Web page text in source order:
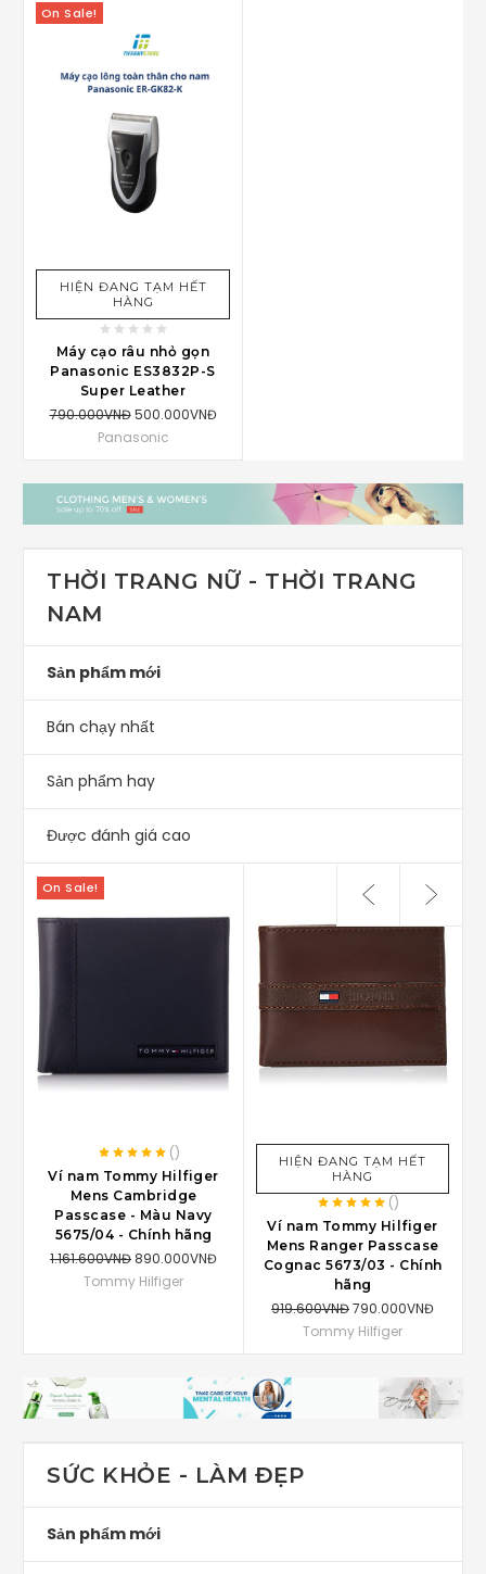
On Sale!
HIỆN ĐANG TẠM HẾT
HÀNG
Máy cạo râu nhỏ gọn
Panasonic ES3832P-S
Super Leather
790.000VNĐ 500.000VNĐ
Panasonic
THỜI TRANG NỮ - THỜI TRANG
NAM
Sản phẩm mới
Bán chạy nhất
Sản phẩm hay
Được đánh giá cao
On Sale!
()
Ví nam Tommy Hilfiger
Mens Cambridge
Passcase - Màu Navy
5675/04 - Chính hãng
1.161.600VNĐ 890.000VNĐ
Tommy Hilfiger
HIỆN ĐANG TẠM HẾT
HÀNG
()
Ví nam Tommy Hilfiger
Mens Ranger Passcase
Cognac 5673/03 - Chính
hãng
919.600VNĐ790.000VNĐ
Tommy Hilfiger
SỨC KHỎE - LÀM ĐẸP
Sản phẩm mới